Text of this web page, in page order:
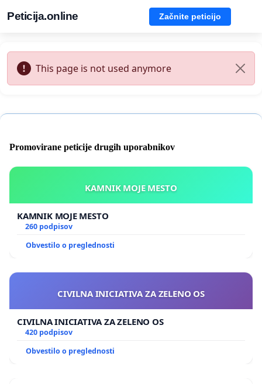
Peticija.online Začnite peticijo
This page is not used anymore
Promovirane peticije drugih uporabnikov
KAMNIK MOJE MESTO
KAMNIK MOJE MESTO
260 podpisov
Obvestilo o preglednosti
CIVILNA INICIATIVA ZA ZELENO OS
CIVILNA INICIATIVA ZA ZELENO OS
420 podpisov
Obvestilo o preglednosti